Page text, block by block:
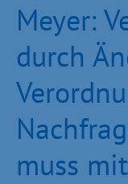
Meyer:
durch
muss